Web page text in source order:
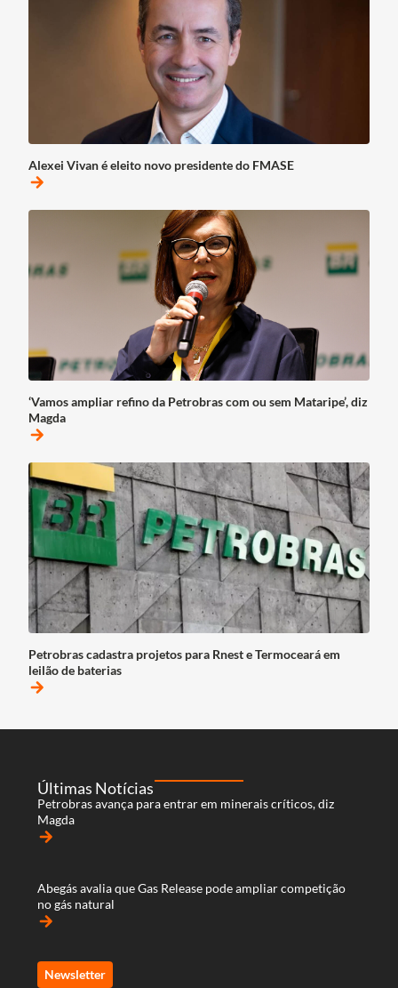
Alexei Vivan é eleito novo presidente do FMASE
arrow_forward
‘Vamos ampliar refino da Petrobras com ou sem Mataripe’, diz
Magda
arrow_forward
Petrobras cadastra projetos para Rnest e Termoceará em
leilão de baterias
arrow_forward
Últimas Notícias
Petrobras avança para entrar em minerais críticos, diz
Magda
arrow_forward
Abegás avalia que Gas Release pode ampliar competição
no gás natural
arrow_forward
Newsletter